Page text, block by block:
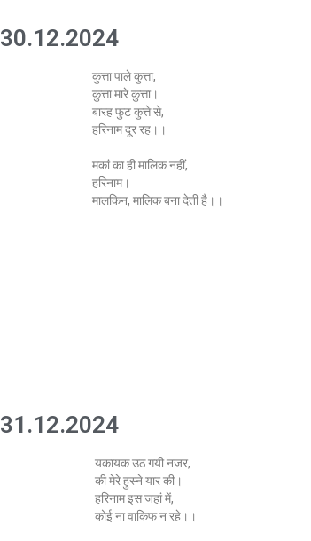
30.12.2024
कुत्ता पाले कुत्ता,
कुत्ता मारे कुत्ता।
बारह फुट कुत्ते से,
हरिनाम दूर रह।।
मकां का ही मालिक नहीं,
हरिनाम।
मालकिन, मालिक बना देती है।।
31.12.2024
यकायक उठ गयी नजर,
की मेरे हुस्ने यार की।
हरिनाम इस जहां में,
कोई ना वाकिफ न रहे।।